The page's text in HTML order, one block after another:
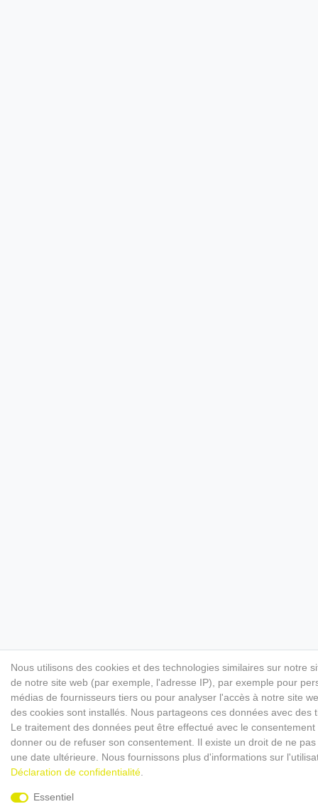
Nous utilisons des cookies et des technologies similaires sur notre
de notre site web (par exemple, l'adresse IP), par exemple pour
médias de fournisseurs tiers ou pour analyser l'accès à notre site
des cookies sont installés. Nous partageons ces données avec
Le traitement des données peut être effectué avec le
donner ou de refuser son consentement. Il existe un droit de ne
une date ultérieure. Nous fournissons plus d'informations sur
Déclaration de confidentialité
Essentiel